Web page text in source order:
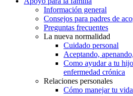
Información general
Consejos para padres de
Preguntas frecuentes
La nueva normalidad
Cuidado personal
Aceptando,
Como ayudar a tu
enfermedad crónica
Relaciones personales
Cómo manejar tu